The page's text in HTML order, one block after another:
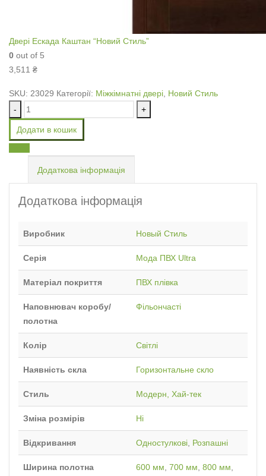
Двері Ескада Каштан “Новий Стиль”
0 out of 5
3,511 ₴
SKU: 23029 Категорії: Міжкімнатні двері Новий Стиль
-
+
Додати в кошик
Додаткова інформація
Додаткова інформація
Виробник Новый Стиль
Серія Мода ПВХ Ultra
Матеріал покриття ПВХ плівка
Наповнювач коробу/
полотна
Фільончасті
Колір Світлі
Наявність скла Горизонтальне скло
Стиль Модерн, Хай-тек
Зміна розмірів Ні
Відкривання Одностулкові, Розпашні
Ширина полотна 600 мм, 700 мм, 800 мм,